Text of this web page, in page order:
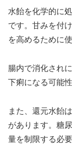
水飴を化学的に
です。甘みを付
を高めるために
腸内で消化され
下痢になる可能
また、還元水飴
があります。糖
量を制限する必